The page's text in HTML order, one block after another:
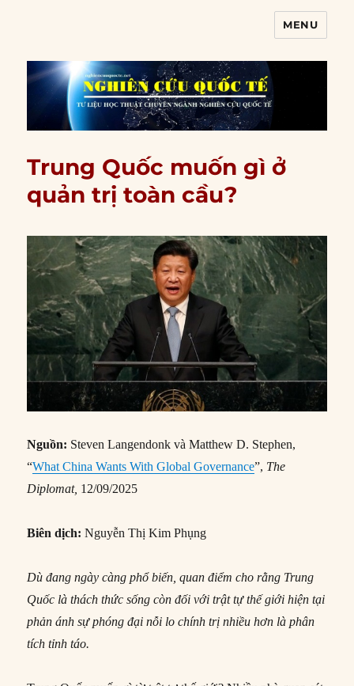
MENU
Trung Quốc muốn gì ở
quản trị toàn cầu?
Nguồn: Steven Langendonk và Matthew D. Stephen,
“What China Wants With Global Governance”, The
Diplomat, 12/09/2025
Biên dịch: Nguyễn Thị Kim Phụng
Dù đang ngày càng phổ biến, quan điểm cho rằng Trung
Quốc là thách thức sống còn đối với trật tự thế giới hiện tại
phản ánh sự phóng đại nỗi lo chính trị nhiều hơn là phân
tích tỉnh táo.